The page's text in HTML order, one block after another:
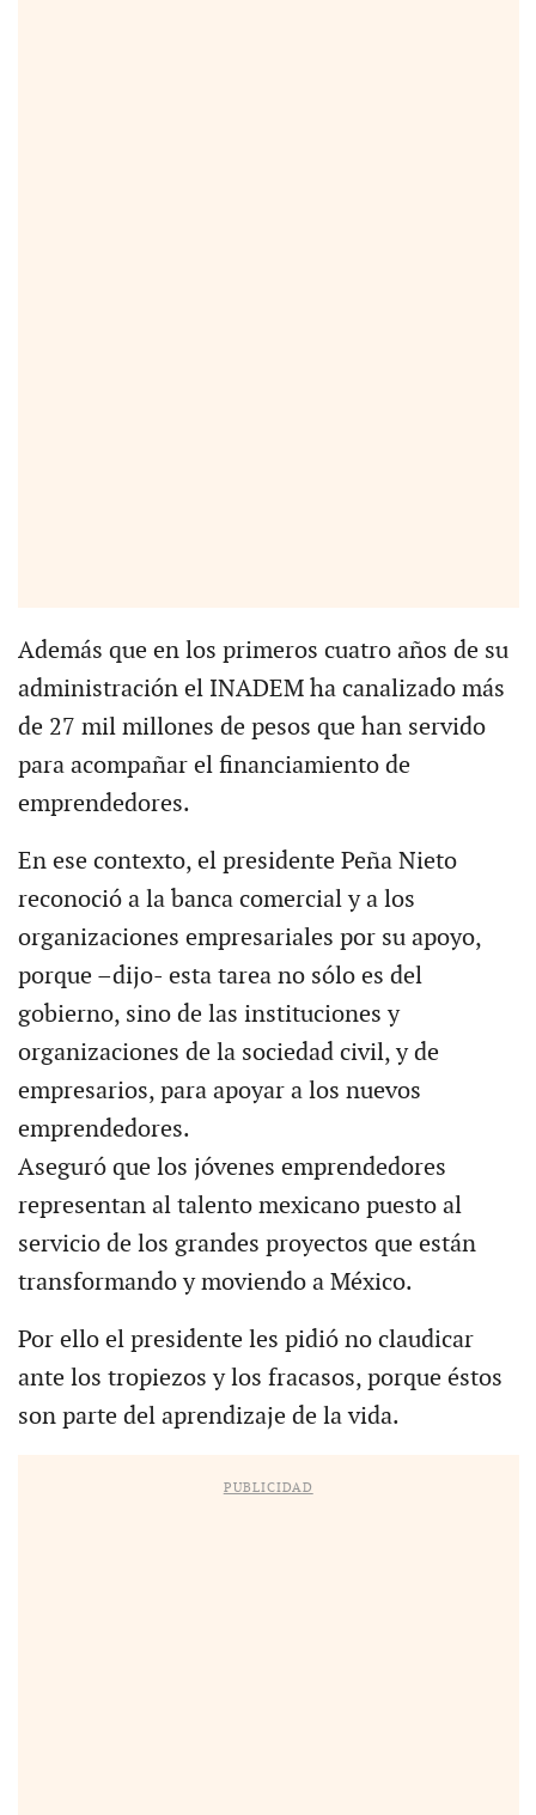
Además que en los primeros cuatro años de su
administración el INADEM ha canalizado más
de 27 mil millones de pesos que han servido
para acompañar el financiamiento de
emprendedores.
En ese contexto, el presidente Peña Nieto
reconoció a la banca comercial y a los
organizaciones empresariales por su apoyo,
porque –dijo- esta tarea no sólo es del
gobierno, sino de las instituciones y
organizaciones de la sociedad civil, y de
empresarios, para apoyar a los nuevos
emprendedores.
Aseguró que los jóvenes emprendedores
representan al talento mexicano puesto al
servicio de los grandes proyectos que están
transformando y moviendo a México.
Por ello el presidente les pidió no claudicar
ante los tropiezos y los fracasos, porque éstos
son parte del aprendizaje de la vida.
PUBLICIDAD